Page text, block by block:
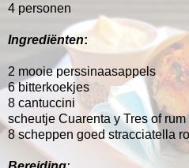
4 personen
Ingrediënten:
2 mooie perssinaasappels
6 bitterkoekjes
8 cantuccini
scheutje Cuarenta y Tres of rum
8 scheppen goed stracciatella